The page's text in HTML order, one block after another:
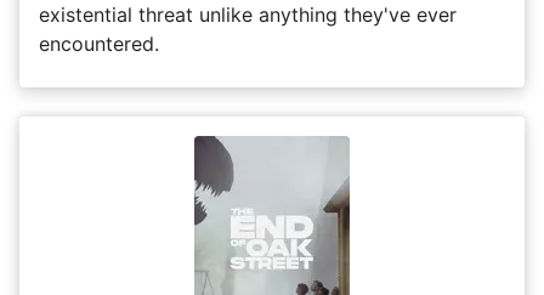
existential threat unlike anything they've ever
encountered.